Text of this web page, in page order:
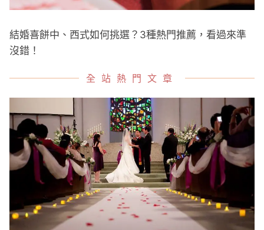
結婚喜餅中、西式如何挑選？3種熱門推薦，看過來準
沒錯！
全站熱門文章